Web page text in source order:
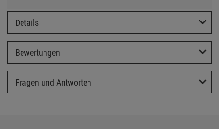
Details
Bewertungen
Fragen und Antworten